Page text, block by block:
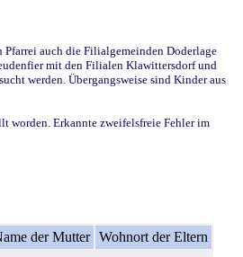
auch die Filialgemeinden Doderlage
mit den Filialen Klawittersdorf und
werden. Übergangsweise sind Kinder aus
worden. Erkannte zweifelsfreie Fehler im
der Mutter Wohnort der Eltern